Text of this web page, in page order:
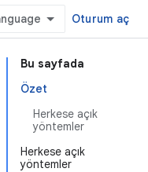
Oturum aç
Bu sayfada
Özet
Herkese açık
yöntemler
Herkese açık
yöntemler